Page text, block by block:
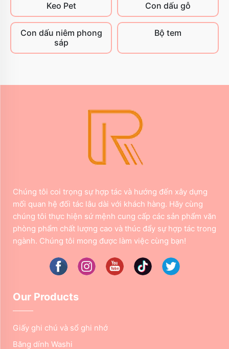
Keo Pet Con dấu gỗ
Con dấu niêm phong
sáp
Bộ tem
Chúng tôi coi trọng sự hợp tác và hướng đến xây dựng
mối quan hệ đối tác lâu dài với khách hàng. Hãy cùng
chúng tôi thực hiện sứ mệnh cung cấp các sản phẩm văn
phòng phẩm chất lượng cao và thúc đẩy sự hợp tác trong
ngành. Chúng tôi mong được làm việc cùng bạn!
Our Products
Giấy ghi chú và sổ ghi nhớ
Băng dính Washi